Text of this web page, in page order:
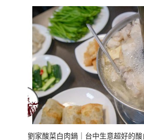
劉家酸菜白肉鍋｜台中生意超好的